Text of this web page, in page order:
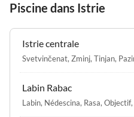
Piscine dans Istrie
Istrie centrale
Svetvinčenat, Zminj, Tinjan,
Labin Rabac
Labin, Nédescina, Rasa, Objectif,